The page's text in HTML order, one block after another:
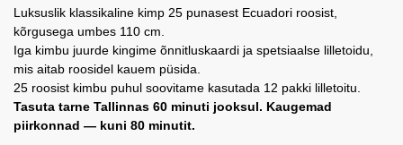
hind
oli:
€140,00.
price
is:
€99,00.
Luksuslik klassikaline kimp 25 punasest Ecuadori roosist,
kõrgusega umbes 110 cm.
Iga kimbu juurde kingime õnnitluskaardi ja spetsiaalse lilletoidu,
mis aitab roosidel kauem püsida.
25 roosist kimbu puhul soovitame kasutada 12 pakki lilletoitu.
Tasuta tarne Tallinnas 60 minuti jooksul. Kaugemad
piirkonnad — kuni 80 minutit.